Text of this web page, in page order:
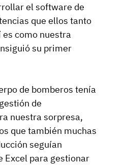
el software de
que ellos tanto
como nuestra
su primer
de bomberos tenía
de
nuestra sorpresa,
que también muchas
seguían
Excel para gestionar